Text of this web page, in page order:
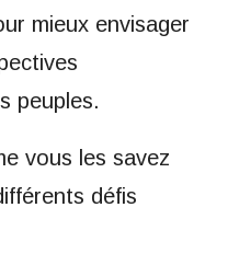
mieux envisager
peuples.
vous les savez
défis